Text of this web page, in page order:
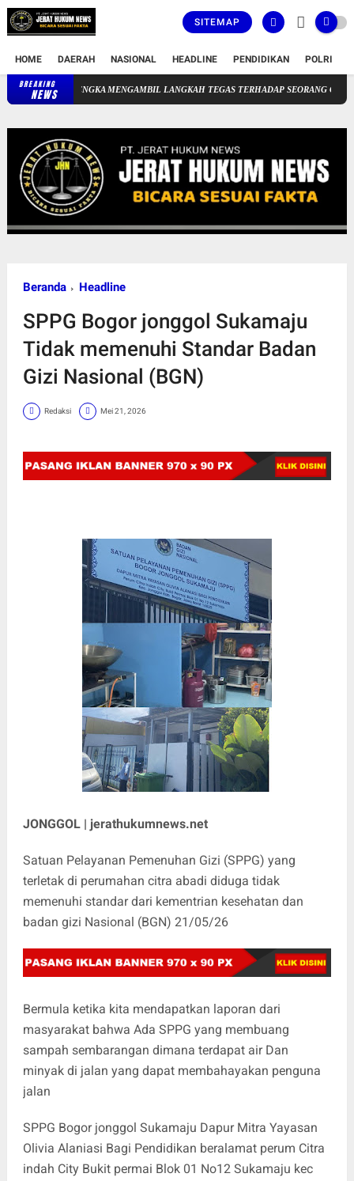
SITEMAP
HOME DAERAH NASIONAL HEADLINE PENDIDIKAN POLRI
BREAKING
NEWS
CICALENGKA MENGAMBIL LANGKAH TEGAS TERHADAP SEORANG OKNUM
Beranda Headline
SPPG Bogor jonggol Sukamaju
Tidak memenuhi Standar Badan
Gizi Nasional (BGN)
Redaksi Mei 21, 2026
JONGGOL | jerathukumnews.net
Satuan Pelayanan Pemenuhan Gizi (SPPG) yang
terletak di perumahan citra abadi diduga tidak
memenuhi standar dari kementrian kesehatan dan
badan gizi Nasional (BGN) 21/05/26
Bermula ketika kita mendapatkan laporan dari
masyarakat bahwa Ada SPPG yang membuang
sampah sembarangan dimana terdapat air Dan
minyak di jalan yang dapat membahayakan penguna
jalan
SPPG Bogor jonggol Sukamaju Dapur Mitra Yayasan
Olivia Alaniasi Bagi Pendidikan beralamat perum Citra
indah City Bukit permai Blok 01 No12 Sukamaju kec